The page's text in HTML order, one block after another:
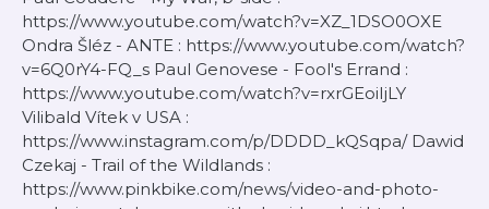
https://www.youtube.com/watch?v=XZ_1DSO0OXE
Ondra Šléz - ANTE : https://www.youtube.com/watch?
v=6Q0rY4-FQ_s Paul Genovese - Fool's Errand :
https://www.youtube.com/watch?v=rxrGEoiIjLY
Vilibald Vítek v USA :
https://www.instagram.com/p/DDDD_kQSqpa/ Dawid
Czekaj - Trail of the Wildlands :
https://www.pinkbike.com/news/video-and-photo-